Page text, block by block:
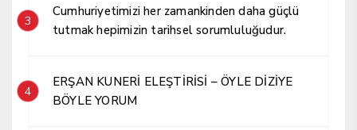
3
Cumhuriyetimizi her zamankinden daha güçlü
tutmak hepimizin tarihsel sorumluluğudur.
4
ERŞAN KUNERİ ELEŞTİRİSİ – ÖYLE DİZİYE
BÖYLE YORUM